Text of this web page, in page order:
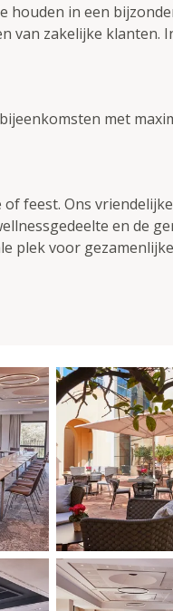
in een
van zakelijke klanten.
met
feest. Ons
en de
plek voor